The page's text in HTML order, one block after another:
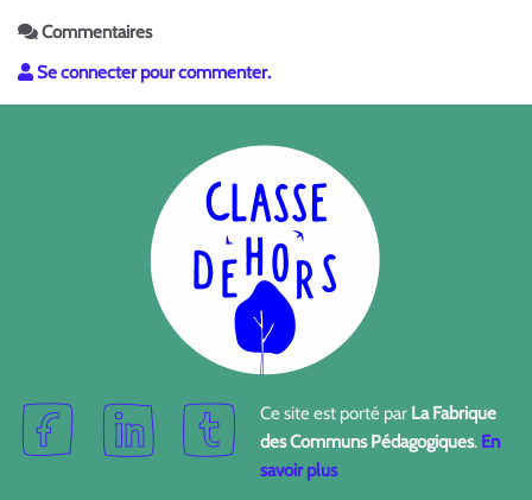
Commentaires
Se connecter pour commenter.
Ce site est porté par La Fabrique
des Communs Pédagogiques. En
savoir plus